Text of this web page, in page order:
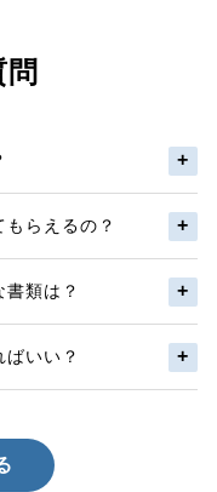
らえるの？
類は？
いい？